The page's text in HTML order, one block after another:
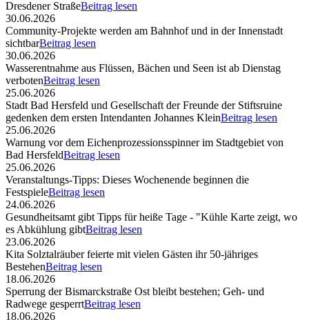
Dresdener StraßeBeitrag lesen
30.06.2026
Community-Projekte werden am Bahnhof und in der Innenstadt
sichtbarBeitrag lesen
30.06.2026
Wasserentnahme aus Flüssen, Bächen und Seen ist ab Dienstag
verbotenBeitrag lesen
25.06.2026
Stadt Bad Hersfeld und Gesellschaft der Freunde der Stiftsruine
gedenken dem ersten Intendanten Johannes KleinBeitrag lesen
25.06.2026
Warnung vor dem Eichenprozessionsspinner im Stadtgebiet von
Bad HersfeldBeitrag lesen
25.06.2026
Veranstaltungs-Tipps: Dieses Wochenende beginnen die
FestspieleBeitrag lesen
24.06.2026
Gesundheitsamt gibt Tipps für heiße Tage - "Kühle Karte zeigt, wo
es Abkühlung gibtBeitrag lesen
23.06.2026
Kita Solztalräuber feierte mit vielen Gästen ihr 50-jähriges
BestehenBeitrag lesen
18.06.2026
Sperrung der Bismarckstraße Ost bleibt bestehen; Geh- und
Radwege gesperrtBeitrag lesen
18.06.2026